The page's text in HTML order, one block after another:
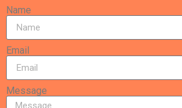
Name
Email
Message